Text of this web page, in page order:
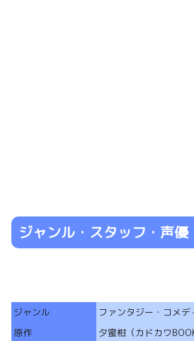
ジャンル・スタッフ・声優
ジャンル
ファンタジー・コメ
原作
夕蜜柑（カドカワ